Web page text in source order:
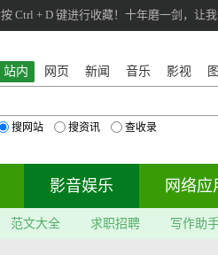
Ctrl + D 键进行收藏！十年磨一剑，让我
站内 网页 新闻 音乐 影视
搜网站 搜资讯 查收录
影音娱乐 网络应
范文大全 求职招聘 写作助